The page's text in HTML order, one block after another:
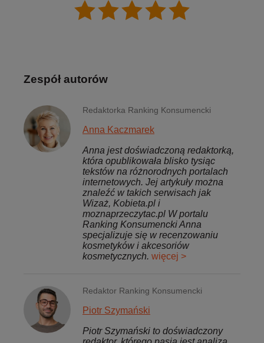
Zespół autorów
Redaktorka Ranking Konsumencki
Anna Kaczmarek
Anna jest doświadczoną redaktorką,
która opublikowała blisko tysiąc
tekstów na różnorodnych portalach
internetowych. Jej artykuły można
znaleźć w takich serwisach jak
Wizaż, Kobieta.pl i
moznaprzeczytac.pl W portalu
Ranking Konsumencki Anna
specjalizuje się w recenzowaniu
kosmetyków i akcesoriów
kosmetycznych. więcej >
Redaktor Ranking Konsumencki
Piotr Szymański
Piotr Szymański to doświadczony